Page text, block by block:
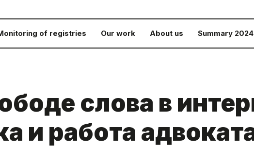
of registries Our work About us Summary 2024
слова в
и работа